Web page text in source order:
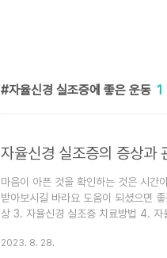
자율신경 실조증에 좋은 운동 1
자율신경 실조증의 증상과
마음이 아픈 것을 확인하는 것은 시간
받아보시길 바라요 도움이 되셨으면
상 3. 자율신경 실조증 치료방법 4. 자
적인 장애로, 일상생활에서 다양한 증
2023. 8. 28.